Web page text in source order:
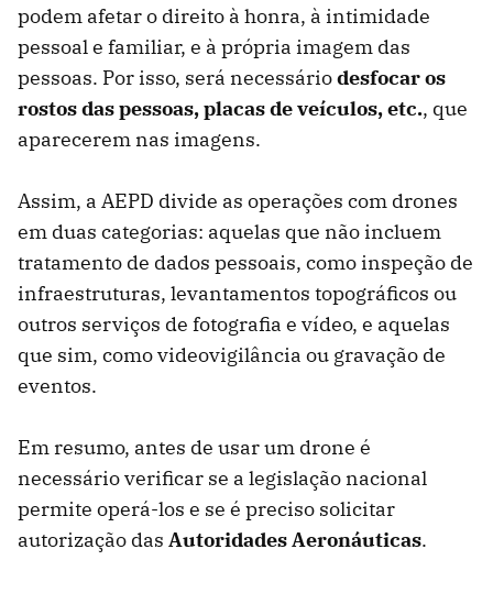
podem afetar o direito à honra, à intimidade
pessoal e familiar, e à própria imagem das
pessoas. Por isso, será necessáriodesfocar os
rostos das pessoas, placas de veículos, etc., que
aparecerem nas imagens.
Assim, a AEPD divide as operações com drones
em duas categorias: aquelas que não incluem
tratamento de dados pessoais, como inspeção de
infraestruturas, levantamentos topográficos ou
outros serviços de fotografia e vídeo, e aquelas
que sim, como videovigilância ou gravação de
eventos.
Em resumo, antes de usar um drone é
necessário verificar se a legislação nacional
permite operá-los e se é preciso solicitar
autorização das Autoridades Aeronáuticas.